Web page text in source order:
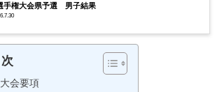
手権大会県予選 男子結果
次
大会要項